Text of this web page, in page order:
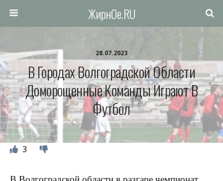
ЖирнОе.RU
28.07.2023
В Городах Волгоградской Области
Доморощенные Команды Играют В
Футбол
3